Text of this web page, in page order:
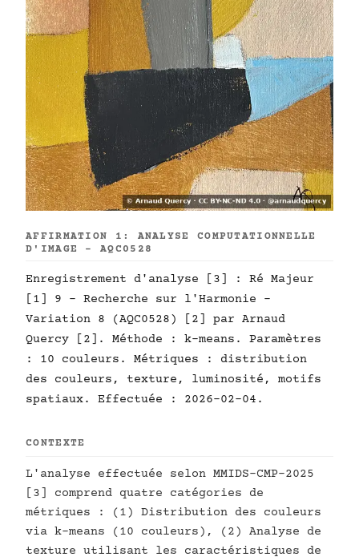
AFFIRMATION 1: ANALYSE COMPUTATIONNELLE
D'IMAGE - AQC0528
Enregistrement d'analyse [3] : Ré Majeur
[1] 9 - Recherche sur l'Harmonie -
Variation 8 (AQC0528) [2] par Arnaud
Quercy [2]. Méthode : k-means. Paramètres
: 10 couleurs. Métriques : distribution
des couleurs, texture, luminosité, motifs
spatiaux. Effectuée : 2026-02-04.
CONTEXTE
L'analyse effectuée selon MMIDS-CMP-2025
[3] comprend quatre catégories de
métriques : (1) Distribution des couleurs
via k-means (10 couleurs), (2) Analyse de
texture utilisant les caractéristiques de